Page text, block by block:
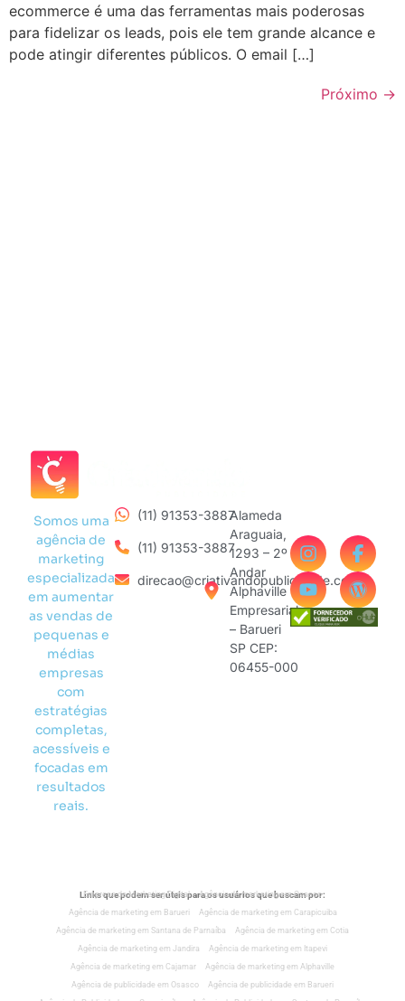
ecommerce é uma das ferramentas mais poderosas
para fidelizar os leads, pois ele tem grande alcance e
pode atingir diferentes públicos. O email […]
Próximo →
Somos uma
agência de
marketing
especializada
em aumentar
as vendas de
pequenas e
médias
empresas
com
estratégias
completas,
acessíveis e
focadas em
resultados
reais.
(11) 91353-3887
(11) 91353-3887
direcao@criativandopublicidade.com
Alameda
Araguaia,
1293 – 2º
Andar
Alphaville
Empresarial
– Barueri
SP CEP:
06455-000
Links que podem ser úteis para os usuários que buscam por:
Empresa de Marketing Digital
Agência de marketing em Osasco
Agência de marketing em Barueri
Agência de marketing em Carapicuiba
Agência de marketing em Santana de Parnaíba
Agência de marketing em Cotia
Agência de marketing em Jandira
Agência de marketing em Itapevi
Agência de marketing em Cajamar
Agência de marketing em Alphaville
Agência de publicidade em Osasco
Agência de publicidade em Barueri